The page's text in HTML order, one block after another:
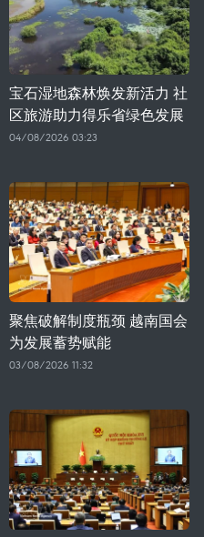
宝石湿地森林焕发新活力 社
区旅游助力得乐省绿色发展
04/08/2026 03:23
聚焦破解制度瓶颈 越南国会
为发展蓄势赋能
03/08/2026 11:32